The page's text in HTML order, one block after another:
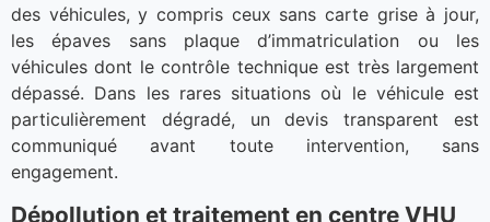
des véhicules, y compris ceux sans carte grise à jour,
les épaves sans plaque d’immatriculation ou les
véhicules dont le contrôle technique est très largement
dépassé. Dans les rares situations où le véhicule est
particulièrement dégradé, un devis transparent est
communiqué avant toute intervention, sans
engagement.
Dépollution et traitement en centre VHU